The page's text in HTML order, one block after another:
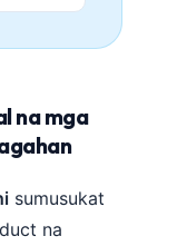
na mga
sumusukat
na